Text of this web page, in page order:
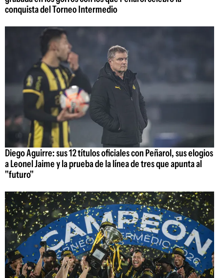
conquista del Torneo Intermedio
Diego Aguirre: sus 12 títulos oficiales con Peñarol, sus elogios
a Leonel Jaime y la prueba de la línea de tres que apunta al
"futuro"